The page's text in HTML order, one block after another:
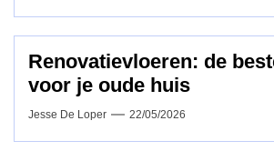
Renovatievloeren: de
voor je oude huis
Jesse De Loper 22/05/2026